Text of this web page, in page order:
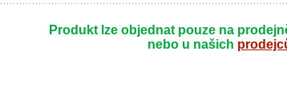
Produkt lze objednat pouze na
nebo u našich